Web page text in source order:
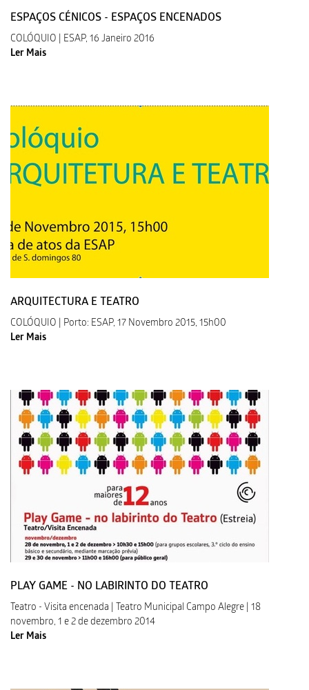
ESPAÇOS CÉNICOS - ESPAÇOS ENCENADOS
COLÓQUIO | ESAP, 16 Janeiro 2016
Ler Mais
ARQUITECTURA E TEATRO
COLÓQUIO | Porto: ESAP, 17 Novembro 2015, 15h00
Ler Mais
PLAY GAME - NO LABIRINTO DO TEATRO
Teatro - Visita encenada | Teatro Municipal Campo Alegre | 18
novembro, 1 e 2 de dezembro 2014
Ler Mais